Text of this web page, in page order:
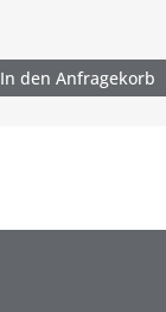
In den Anfragekorb